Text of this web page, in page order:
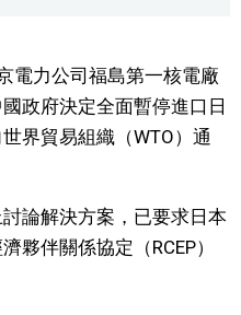
電力公司福島第一核電廠
政府決定全面暫停進口日
界貿易組織（WTO）通
論解決方案，已要求日本
夥伴關係協定（RCEP）